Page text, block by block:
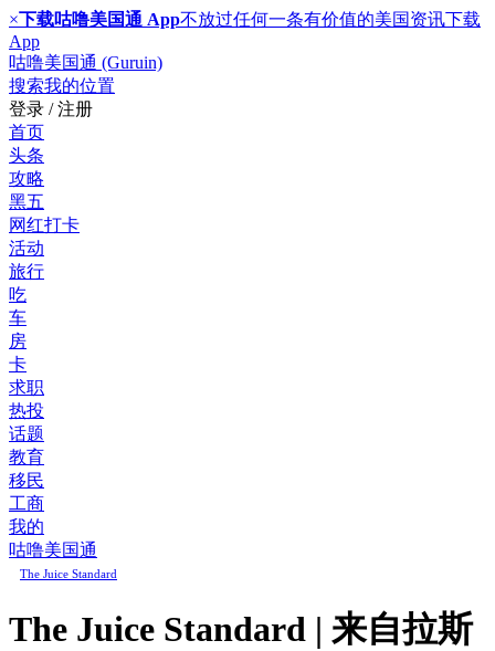
×下载咕噜美国通 App不放过任何一条有价值的美国资讯下载
App
咕噜美国通 (Guruin)
搜索我的位置
登录 / 注册
首页
头条
攻略
黑五
网红打卡
活动
旅行
吃
车
房
卡
求职
热投
话题
教育
移民
工商
我的
咕噜美国通
The Juice Standard
The Juice Standard | 来自拉斯